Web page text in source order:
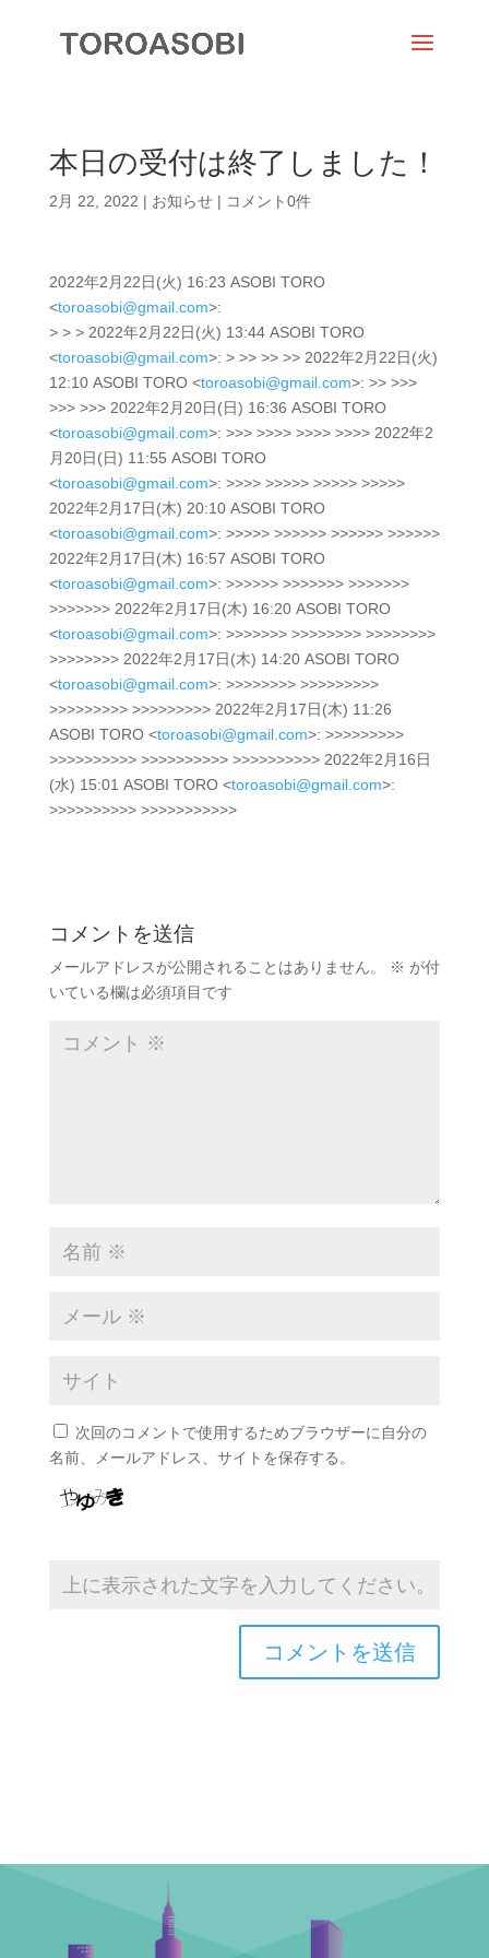
本日の受付は終了しました！
2月 22, 2022 | お知らせ| コメント0件
2022年2月22日(火) 16:23 ASOBI TORO
<toroasobi@gmail.com>:
> > > 2022年2月22日(火) 13:44 ASOBI TORO
<toroasobi@gmail.com>: > >> >> >> 2022年2月22日(火)
12:10 ASOBI TORO <toroasobi@gmail.com>: >> >>>
>>> >>> 2022年2月20日(日) 16:36 ASOBI TORO
<toroasobi@gmail.com>: >>> >>>> >>>> >>>> 2022年2
月20日(日) 11:55 ASOBI TORO
<toroasobi@gmail.com>: >>>> >>>>> >>>>> >>>>>
2022年2月17日(木) 20:10 ASOBI TORO
<toroasobi@gmail.com>: >>>>> >>>>>> >>>>>> >>>>>>
2022年2月17日(木) 16:57 ASOBI TORO
<toroasobi@gmail.com>: >>>>>> >>>>>>> >>>>>>>
>>>>>>> 2022年2月17日(木) 16:20 ASOBI TORO
<toroasobi@gmail.com>: >>>>>>> >>>>>>>> >>>>>>>>
>>>>>>>> 2022年2月17日(木) 14:20 ASOBI TORO
<toroasobi@gmail.com>: >>>>>>>> >>>>>>>>>
>>>>>>>>> >>>>>>>>> 2022年2月17日(木) 11:26
ASOBI TORO <toroasobi@gmail.com>: >>>>>>>>>
>>>>>>>>>> >>>>>>>>>> >>>>>>>>>> 2022年2月16日
(水) 15:01 ASOBI TORO <toroasobi@gmail.com>:
>>>>>>>>>> >>>>>>>>>>>
コメントを送信
メールアドレスが公開されることはありません。 ※ が付
いている欄は必須項目です
次回のコメントで使用するためブラウザーに自分の
名前、メールアドレス、サイトを保存する。